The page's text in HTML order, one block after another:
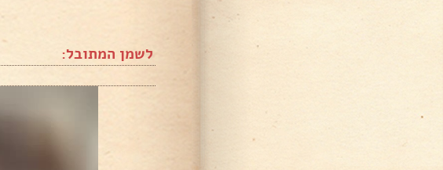
לשמן המתובל: